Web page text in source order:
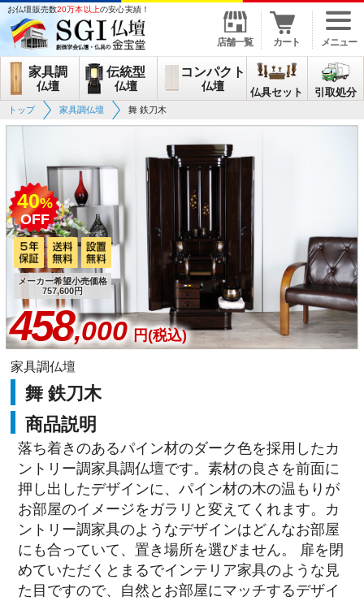
お仏壇販売数20万本以上の安心実績！
店舗一覧 カート メニュー
家具調
仏壇
伝統型
仏壇
コンパクト
仏壇 仏具セット 引取処分
トップ 家具調仏壇 舞 鉄刀木
40%
OFF
メーカー希望小売価格
757,600円
458,000 円(税込)
家具調仏壇
舞 鉄刀木
商品説明
落ち着きのあるパイン材のダーク色を採用したカ
ントリー調家具調仏壇です。素材の良さを前面に
押し出したデザインに、パイン材の木の温もりが
お部屋のイメージをガラリと変えてくれます。カ
ントリー調家具のようなデザインはどんなお部屋
にも合っていて、置き場所を選びません。 扉を閉
めていただくとまるでインテリア家具のような見
た目ですので、自然とお部屋にマッチするデザイ